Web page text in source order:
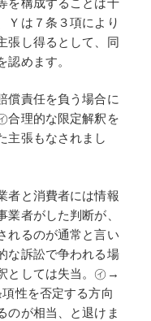
Ｙは７条３項により
張し得るとして、同
めます。
償責任を負う場合に
合理的な限定解釈を
主張もなされまし
と消費者には情報
者がした判断が、
れるのが通常と言い
な訴訟で争われる場
としては失当。㋑→
性を否定する方向
のが相当、と退けま